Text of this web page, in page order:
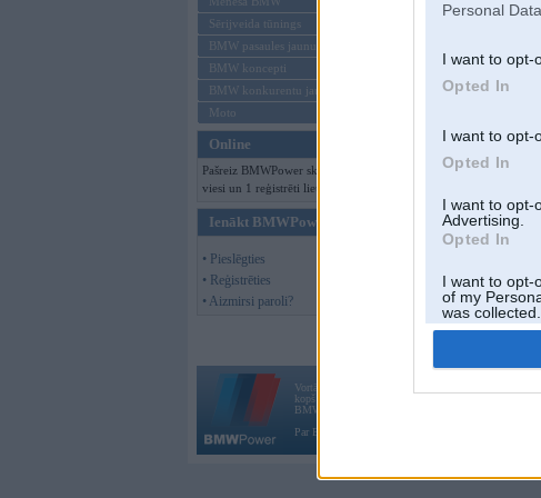
Personal
I want to opt-
Opted In
I want to opt-
Opted In
I want to opt-
Advertising.
Opted In
I want to opt-
of my
was collected.
Opted Out
Sērijveida tūnings
BMW pasaules jaunumi
BMW koncepti
BMW konkurentu jaunumi
Moto
Online
Pašreiz BMWPower skatās 259
viesi un 1 reģistrēti lietotāji.
Ienākt BMWPower
• Pieslēgties
• Reģistrēties
• Aizmirsi paroli?
Vortāls BMWPower.lv darbojas
kopš 2002. gada 14. maija. Tas nav auto klubs un nav
BMW AG.
Par BMWPower